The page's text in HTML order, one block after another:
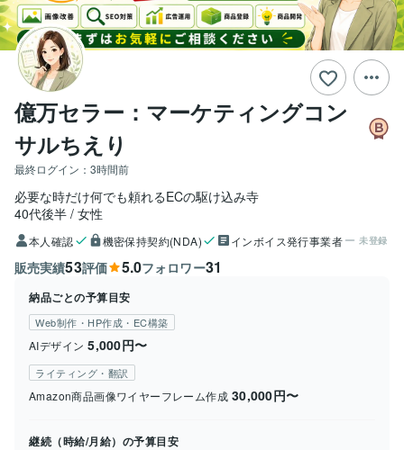
億万セラー：マーケティングコン
サルちえり
最終ログイン： 3時間前
必要な時だけ何でも頼れるECの駆け込み寺
40代後半 女性
本人確認 機密保持契約(NDA) インボイス発行事業者 未登録
販売実績53評価 5.0フォロワー31
納品ごとの予算目安
Web制作・HP作成・EC構築
AIデザイン 5,000円〜
ライティング・翻訳
Amazon商品画像ワイヤーフレーム作成 30,000円〜
継続（時給/月給）の予算目安